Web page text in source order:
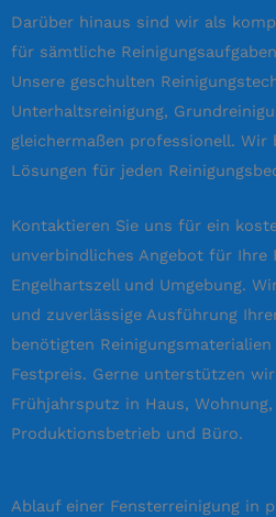
Darüber hinaus sind wir als
für sämtliche
Unsere geschulten
Unterhaltsreinigung,
gleichermaßen professionell. Wir
Lösungen für jeden
Kontaktieren Sie uns für ein
unverbindliches Angebot für Ihre
Engelhartszell und Umgebung.
und zuverlässige Ausführung
benötigten
Festpreis. Gerne unterstützen
Frühjahrsputz in Haus,
Produktionsbetrieb und Büro.
Ablauf einer Fensterreinigung in